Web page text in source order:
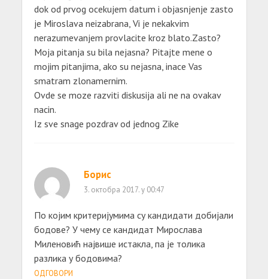
dok od prvog ocekujem datum i objasnjenje zasto
je Miroslava neizabrana, Vi je nekakvim
nerazumevanjem provlacite kroz blato.Zasto?
Moja pitanja su bila nejasna? Pitajte mene o
mojim pitanjima, ako su nejasna, inace Vas
smatram zlonamernim.
Ovde se moze razviti diskusija ali ne na ovakav
nacin.
Iz sve snage pozdrav od jednog Zike
Борис
3. октобра 2017. у 00:47
По којим критеријумима су кандидати добијали
бодове? У чему се кандидат Мирослава
Миленовић највише истакла, па је толика
разлика у бодовима?
ОДГОВОРИ